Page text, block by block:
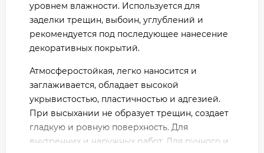
уровнем влажности. Используется для
заделки трещин, выбоин, углублений и
рекомендуется под последующее нанесение
декоративных покрытий.
Атмосферостойкая, легко наносится и
заглаживается, обладает высокой
укрывистостью, пластичностью и адгезией.
При высыхании не образует трещин, создает
гладкую и ровную поверхность. Для
внутренних и наружных работ. Для ручного и